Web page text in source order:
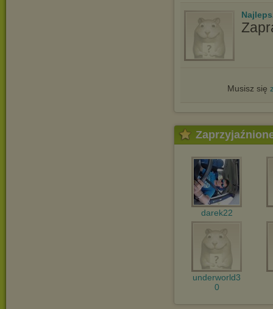
Musisz się
darek22
underworld3
0